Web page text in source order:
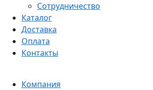
Сотрудничество
Каталог
Доставка
Оплата
Контакты
Компания